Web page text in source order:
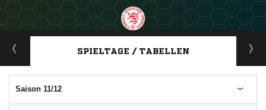
ANZEIGE
SPIELTAGE / TABELLEN
Saison 11/12